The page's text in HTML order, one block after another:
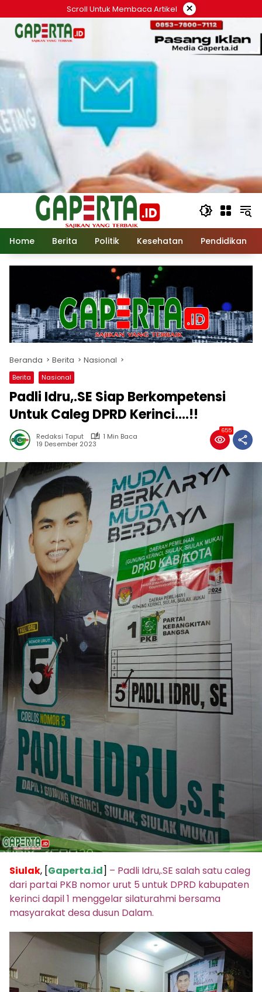
ke
konten
Scroll Untuk Membaca Artikel ×
Home Berita Politik Kesehatan Pendidikan
Beranda Berita Nasional
Berita Nasional
Padli Idru,.SE Siap Berkompetensi
Untuk Caleg DPRD Kerinci….!!
Redaksi Taput
1 Min Baca
19 Desember 2023
655
Siulak, [Gaperta.id] – Padli Idru,.SE salah satu caleg
dari partai PKB nomor urut 5 untuk DPRD kabupaten
kerinci dapil 1 menggelar silaturahmi bersama
masyarakat desa dusun Dalam.